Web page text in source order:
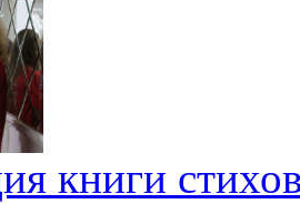
книги